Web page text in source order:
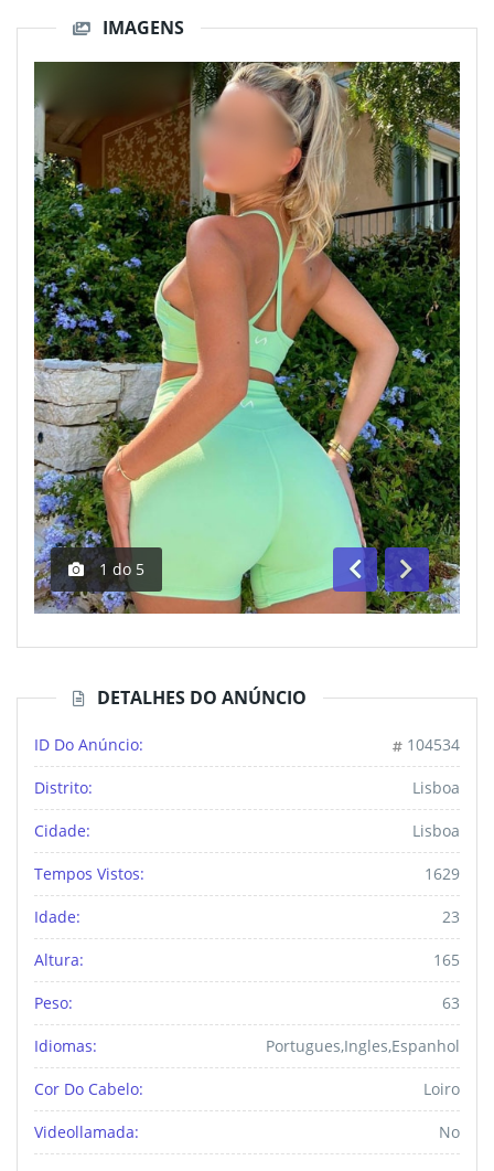
IMAGENS
1 do 5
AnteriorSegue
DETALHES DO ANÚNCIO
ID Do Anúncio: 104534
Distrito: Lisboa
Cidade: Lisboa
Tempos Vistos: 1629
Idade: 23
Altura: 165
Peso: 63
Idiomas: Portugues,ingles,espanhol
Cor Do Cabelo: Loiro
Videollamada: No